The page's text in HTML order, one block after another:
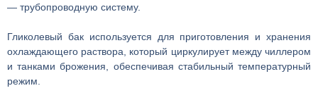
— трубопроводную систему.
Гликолевый бак используется для приготовления и хранения
охлаждающего раствора, который циркулирует между чиллером
и танками брожения, обеспечивая стабильный температурный
режим.